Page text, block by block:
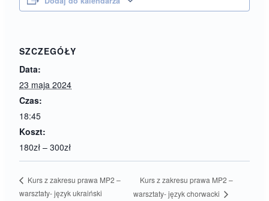
SZCZEGÓŁY
Data:
23 maja 2024
Czas:
18:45
Koszt:
180zł – 300zł
Kurs z zakresu prawa MP2 –
warsztaty- język ukraiński
Kurs z zakresu prawa MP2 –
warsztaty- język chorwacki